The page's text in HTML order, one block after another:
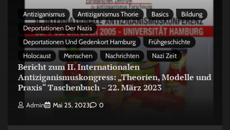
Antiziganismus Antiziganismus Thorie Basics
Bildung
Deportationen Der Nazis
Deportationen Und Gedenkort Hamburg
Frühgeschichte
Holocaust
Menschen Nachrichten Nazi Zeit
Bericht zum II. Internationalen
Antiziganismuskongress: „Theorien, Modelle und
Praxis“ Taschenbuch – 22. März 2023
Admin Mai 25, 2023 0